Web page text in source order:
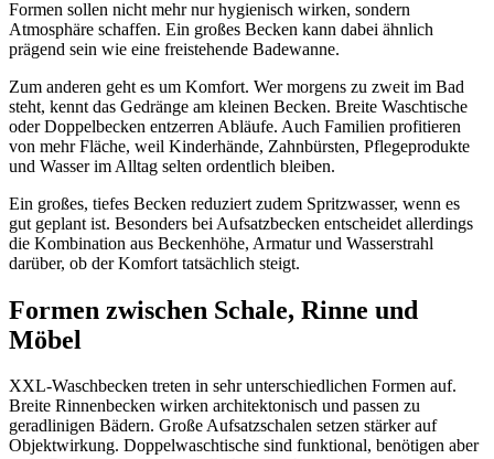
Formen sollen nicht mehr nur hygienisch wirken, sondern
Atmosphäre schaffen. Ein großes Becken kann dabei ähnlich
prägend sein wie eine freistehende Badewanne.
Zum anderen geht es um Komfort. Wer morgens zu zweit im Bad
steht, kennt das Gedränge am kleinen Becken. Breite Waschtische
oder Doppelbecken entzerren Abläufe. Auch Familien profitieren
von mehr Fläche, weil Kinderhände, Zahnbürsten, Pflegeprodukte
und Wasser im Alltag selten ordentlich bleiben.
Ein großes, tiefes Becken reduziert zudem Spritzwasser, wenn es
gut geplant ist. Besonders bei Aufsatzbecken entscheidet allerdings
die Kombination aus Beckenhöhe, Armatur und Wasserstrahl
darüber, ob der Komfort tatsächlich steigt.
Formen zwischen Schale, Rinne und
Möbel
XXL-Waschbecken treten in sehr unterschiedlichen Formen auf.
Breite Rinnenbecken wirken architektonisch und passen zu
geradlinigen Bädern. Große Aufsatzschalen setzen stärker auf
Objektwirkung. Doppelwaschtische sind funktional, benötigen aber